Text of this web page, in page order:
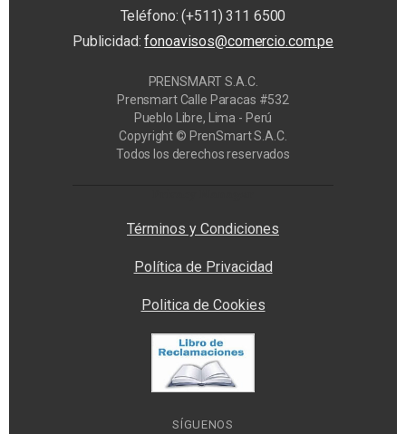
Teléfono: (+511) 311 6500
Publicidad:fonoavisos@comercio.com.pe
PRENSMART S.A.C.
Prensmart Calle Paracas #532
Pueblo Libre, Lima - Perú
Copyright © PrenSmart S.A.C.
Todos los derechos reservados
Términos y Condiciones
Política de Privacidad
Politica de Cookies
SÍGUENOS